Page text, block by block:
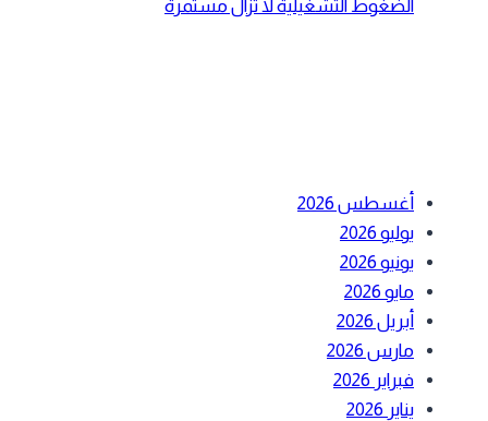
الضغوط التشغيلية لا تزال مستمرة
أغسطس 2026
يوليو 2026
يونيو 2026
مايو 2026
أبريل 2026
مارس 2026
فبراير 2026
يناير 2026